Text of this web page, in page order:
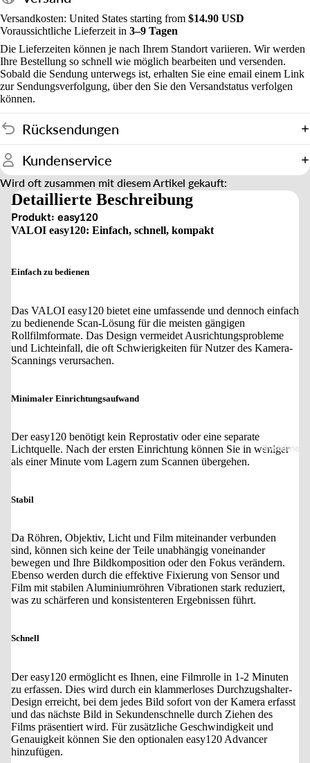
Systeme
Versandkosten: United States starting from $14.90 USD
Voraussichtliche Lieferzeit in 3–9 Tagen
Die Lieferzeiten können je nach Ihrem Standort variieren. Wir werden
Ihre Bestellung so schnell wie möglich bearbeiten und versenden.
Sobald die Sendung unterwegs ist, erhalten Sie eine email einem Link
zur Sendungsverfolgung, über den Sie den Versandstatus verfolgen
können.
Rücksendungen
Kundenservice
Wird oft zusammen mit diesem Artikel gekauft:
Detaillierte Beschreibung
Produkt: easy120
VALOI easy120: Einfach, schnell, kompakt
Einfach zu bedienen
Das VALOI easy120 bietet eine umfassende und dennoch einfach
zu bedienende Scan-Lösung für die meisten gängigen
Rollfilmformate. Das Design vermeidet Ausrichtungsprobleme
und Lichteinfall, die oft Schwierigkeiten für Nutzer des Kamera-
Scannings verursachen.
Minimaler Einrichtungsaufwand
Der easy120 benötigt kein Reprostativ oder eine separate
Lichtquelle. Nach der ersten Einrichtung können Sie in weniger
als einer Minute vom Lagern zum Scannen übergehen.
Stabil
Da Röhren, Objektiv, Licht und Film miteinander verbunden
sind, können sich keine der Teile unabhängig voneinander
bewegen und Ihre Bildkomposition oder den Fokus verändern.
Ebenso werden durch die effektive Fixierung von Sensor und
Film mit stabilen Aluminiumröhren Vibrationen stark reduziert,
was zu schärferen und konsistenteren Ergebnissen führt.
Schnell
Der easy120 ermöglicht es Ihnen, eine Filmrolle in 1-2 Minuten
zu erfassen. Dies wird durch ein klammerloses Durchzugshalter-
Design erreicht, bei dem jedes Bild sofort von der Kamera erfasst
und das nächste Bild in Sekundenschnelle durch Ziehen des
Films präsentiert wird. Für zusätzliche Geschwindigkeit und
Genauigkeit können Sie den optionalen easy120 Advancer
hinzufügen.